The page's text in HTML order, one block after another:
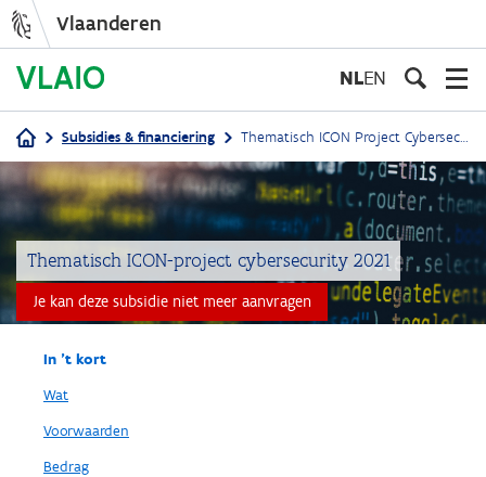
gaan
Vlaanderen
NLEN
Kruimelpad
Subsidies & financiering Thematisch ICON Project Cybersecurity (CS-ICON)
Thematisch ICON-project cybersecurity 2021
Je kan deze subsidie niet meer aanvragen
In 't kort
Wat
Voorwaarden
Bedrag